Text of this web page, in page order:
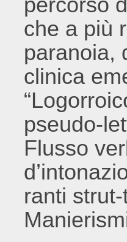
che a più
paranoia,
clinica
pseudo-
Flusso
ranti